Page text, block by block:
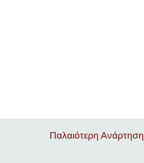
Παλαιότερη Ανάρτηση